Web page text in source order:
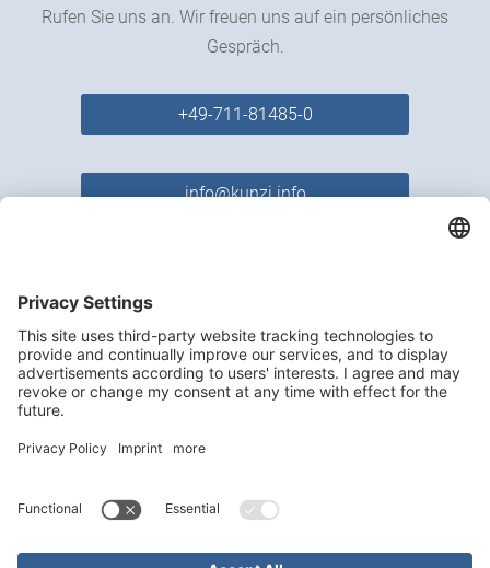
Rufen Sie uns an. Wir freuen uns auf ein persönliches
Gespräch.
+49-711-81485-0
info@kunzi.info
Kontakt
Datenschutzeinstellungen
ANSCHRIFT
KUNZI IMMOBILIEN
70469 Stuttgart